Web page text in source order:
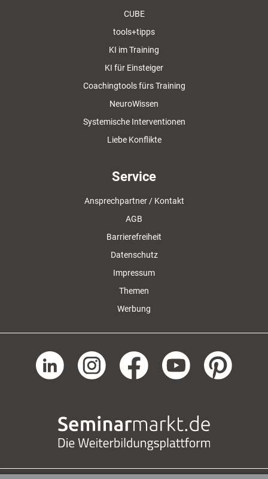
CUBE
tools+tipps
KI im Training
KI für Einsteiger
Coachingtools fürs Training
NeuroWissen
Systemische Interventionen
Liebe Konflikte
Service
Ansprechpartner / Kontakt
AGB
Barrierefreiheit
Datenschutz
Impressum
Themen
Werbung